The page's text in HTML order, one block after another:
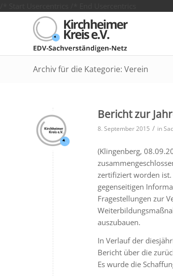
Archiv für die Kategorie: Verein
Bericht zur
8. September 2015 / in
(Klingenberg,
zertifiziert worden
gegenseitigen
Fragestellungen zur
auszubauen.
In Verlauf der
Bericht über die
Es wurde die